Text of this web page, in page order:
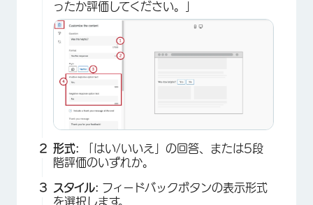
ったか評価してください。」
形式: 「はい/いいえ」の回答、または5段
階評価のいずれか。
スタイル: フィードバックボタンの表示形式
を選択します。